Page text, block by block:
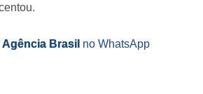
Agência Brasil no WhatsApp